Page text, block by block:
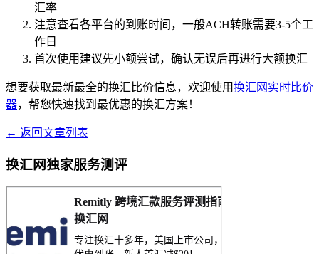
汇率
注意查看各平台的到账时间，一般ACH转账需要3-5个工
作日
首次使用建议先小额尝试，确认无误后再进行大额换汇
想要获取最新最全的换汇比价信息，欢迎使用换汇网实时比价
器，帮您快速找到最优惠的换汇方案！
← 返回文章列表
换汇网独家服务测评